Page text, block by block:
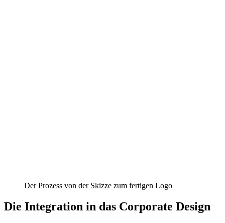
Der Prozess von der Skizze zum fertigen Logo
Die Integration in das Corporate Design